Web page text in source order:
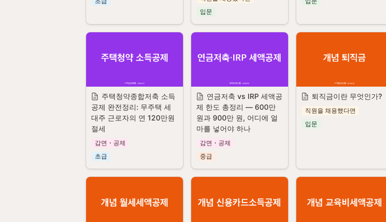
입문
주택청약종합저축 소득
공제 완전정리: 무주택 세
대주 근로자의 연 120만원
절세
감면・공제
초급
연금저축 vs IRP 세액공
제 한도 총정리 — 600만
원과 900만 원, 어디에 얼
마를 넣어야 하나
감면・공제
중급
퇴직금이란 무엇인가?
직원을 채용했다면
입문